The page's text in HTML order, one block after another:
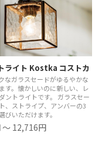
ライト Kostka コストカ
なガラスセードがゆるやかな
す。懐かしいのに新しい、レ
ントライトです。 ガラスセー
、ストライプ、アンバーの3
びいただけます。
～ 12,716円